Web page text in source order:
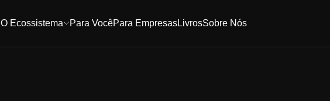
O Ecossistema Para VocêPara EmpresasLivrosSobre Nós